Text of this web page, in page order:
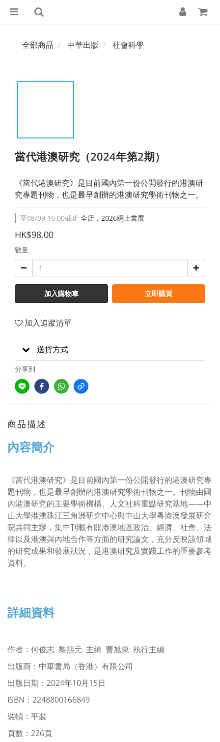
全部商品 中華出版 社會科學
當代港澳研究（2024年第2期）
《當代港澳研究》是目前國內第一份公開發行的港澳研
究專題刊物，也是最早創辦的港澳研究學術刊物之一。
至08/09 16:00截止 全店，2026網上書展
HK$98.00
數量
加入購物車 立即購買
加入追蹤清單
送貨方式
分享到
商品描述
內容簡介
《當代港澳研究》是目前國內第一份公開發行的港澳研究專
題刊物，也是最早創辦的港澳研究學術刊物之一。刊物由國
內港澳研究的主要學術機構、人文社科重點研究基地——中
山大學港澳珠江三角洲研究中心與中山大學粵港澳發展研究
院共同主辦，集中刊載有關港澳地區政治、經濟、社會、法
律以及港澳與內地合作等方面的研究論文，充分反映該領域
的研究成果和發展狀況，是港澳研究及實踐工作的重要參考
資料。
詳細資料
作者 ： 何俊志 黎熙元 主編 曹旭東 執行主編
出版商：中華書局（香港）有限公司
出版日期：2024年10月15日
ISBN：2248800166849
裝幀：平裝
頁數：226頁